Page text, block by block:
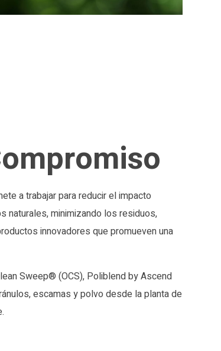
a trabajar para reducir el impacto
naturales, minimizando los residuos,
innovadores que promueven una
Sweep® (OCS), Poliblend by Ascend
escamas y polvo desde la planta de